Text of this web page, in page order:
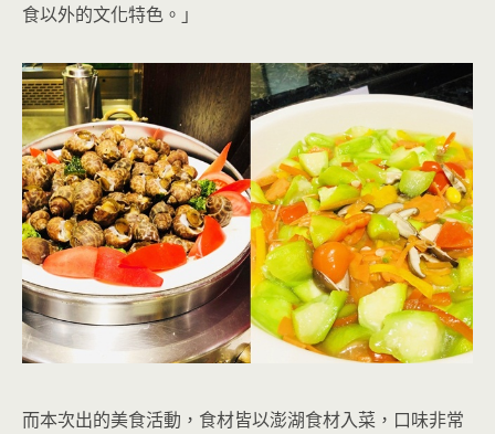
食以外的文化特色。」
而本次出的美食活動，食材皆以澎湖食材入菜，口味非常